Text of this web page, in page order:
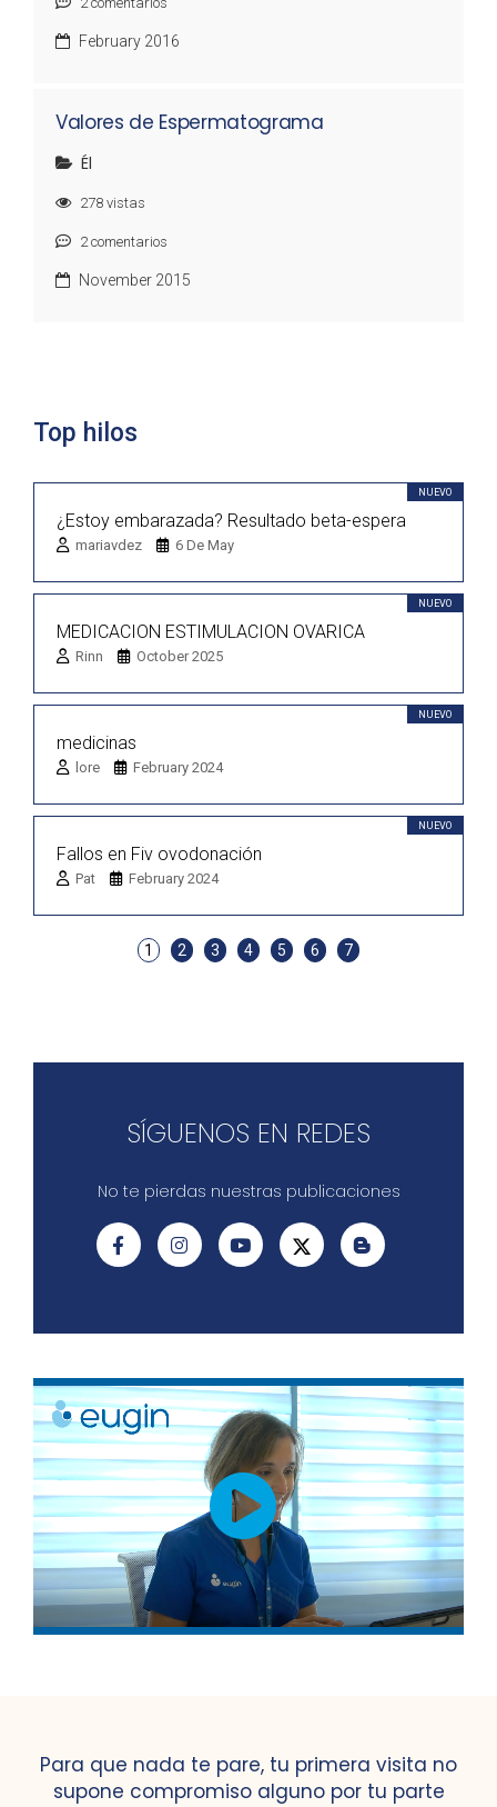
February 2016
Valores de Espermatograma
Él
278 vistas
2comentarios
November 2015
Top hilos
NUEVO
¿Estoy embarazada? Resultado beta-espera
mariavdez 6 De May
NUEVO
MEDICACION ESTIMULACION OVARICA
Rinn October 2025
NUEVO
medicinas
lore February 2024
NUEVO
Fallos en Fiv ovodonación
Pat February 2024
1 2 3 4 5 6 7
SÍGUENOS EN REDES
No te pierdas nuestras publicaciones
Para que nada te pare, tu primera visita no
supone compromiso alguno por tu parte